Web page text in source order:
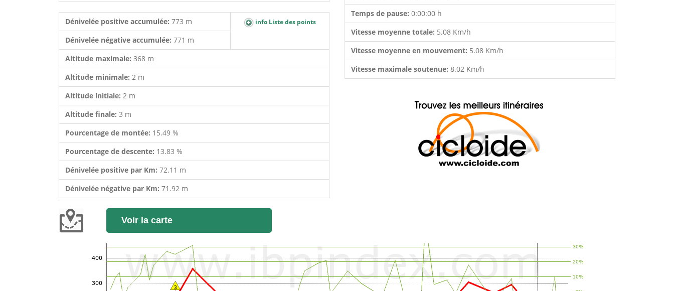
Dénivelée positive accumulée: 773 m info Liste des points
Dénivelée négative accumulée: 771 m
Altitude maximale: 368 m
Altitude minimale: 2 m
Altitude initiale: 2 m
Altitude finale: 3 m
Pourcentage de montée: 15.49 %
Pourcentage de descente: 13.83 %
Dénivelée positive par Km: 72.11 m
Dénivelée négative par Km: 71.92 m
Temps de pause: 0:00:00 h
Vitesse moyenne totale: 5.08 Km/h
Vitesse moyenne en mouvement: 5.08 Km/h
Vitesse maximale soutenue: 8.02 Km/h
Voir la carte